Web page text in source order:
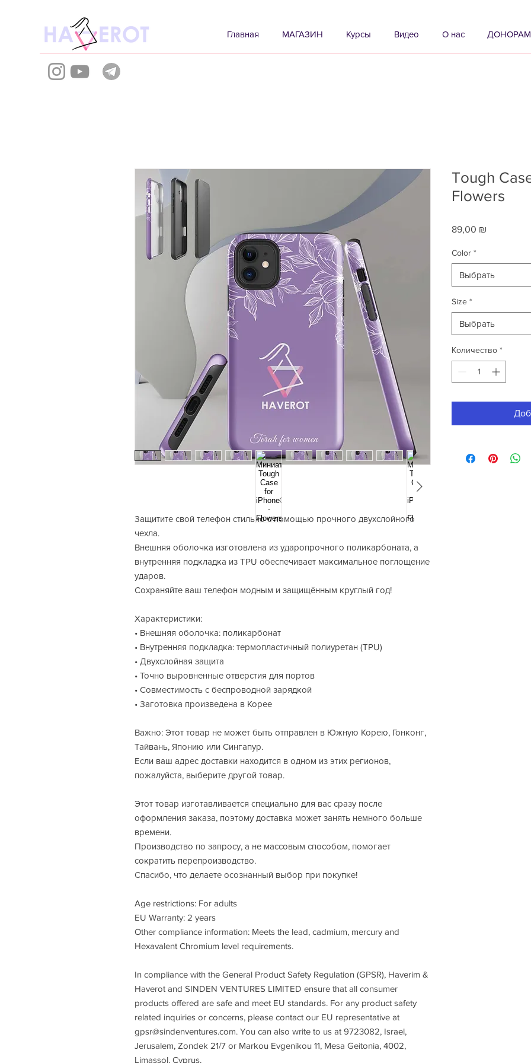
Главная МАГАЗИН Курсы Видео О нас ДОНОРАМ
Защитите свой телефон стильно с помощью прочного двухслойного
чехла.
Внешняя оболочка изготовлена из ударопрочного поликарбоната, а
внутренняя подкладка из TPU обеспечивает максимальное поглощение
ударов.
Сохраняйте ваш телефон модным и защищённым круглый год!
Характеристики:
• Внешняя оболочка: поликарбонат
• Внутренняя подкладка: термопластичный полиуретан (TPU)
• Двухслойная защита
• Точно выровненные отверстия для портов
• Совместимость с беспроводной зарядкой
• Заготовка произведена в Корее
Важно: Этот товар не может быть отправлен в Южную Корею, Гонконг,
Тайвань, Японию или Сингапур.
Если ваш адрес доставки находится в одном из этих регионов,
пожалуйста, выберите другой товар.
Этот товар изготавливается специально для вас сразу после
оформления заказа, поэтому доставка может занять немного больше
времени.
Производство по запросу, а не массовым способом, помогает
сократить перепроизводство.
Спасибо, что делаете осознанный выбор при покупке!
Age restrictions: For adults
EU Warranty: 2 years
Other compliance information: Meets the lead, cadmium, mercury and
Hexavalent Chromium level requirements.
In compliance with the General Product Safety Regulation (GPSR), Haverim &
Haverot and SINDEN VENTURES LIMITED ensure that all consumer
products offered are safe and meet EU standards. For any product safety
gpsr@sindenventures.com. You can also write to us at 9723082, Israel,
Jerusalem, Zondek 21/7 or Markou Evgenikou 11, Mesa Geitonia, 4002,
Limassol, Cyprus.
Tough
Flowers
89,00 ₪
Color *
Выбрать
Size *
Выбрать
Количество *